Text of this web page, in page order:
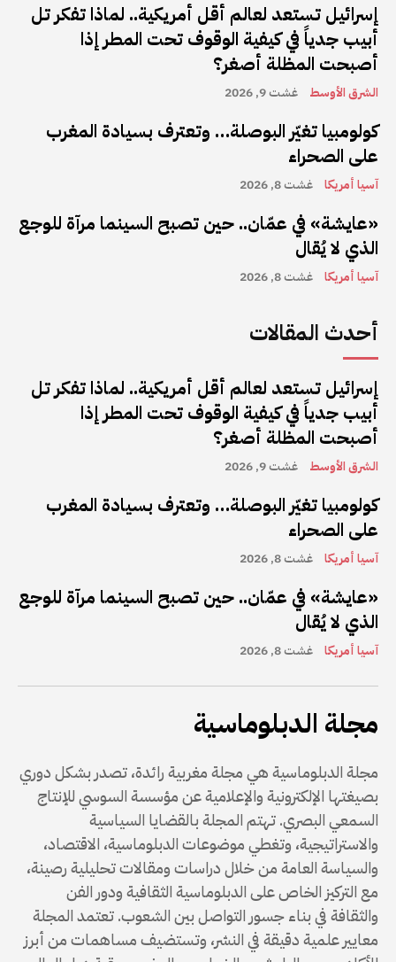
إسرائيل تستعد لعالم أقل أمريكية.. لماذا تفكر تل
أبيب جدياً في كيفية الوقوف تحت المطر إذا
أصبحت المظلة أصغر؟
الشرق الأوسط غشت 9, 2026
كولومبيا تغيّر البوصلة… وتعترف بسيادة المغرب
على الصحراء
آسيا أمريكا غشت 8, 2026
«عايشة» في عمّان.. حين تصبح السينما مرآة للوجع
الذي لا يُقال
آسيا أمريكا غشت 8, 2026
أحدث المقالات
إسرائيل تستعد لعالم أقل أمريكية.. لماذا تفكر تل
أبيب جدياً في كيفية الوقوف تحت المطر إذا
أصبحت المظلة أصغر؟
الشرق الأوسط غشت 9, 2026
كولومبيا تغيّر البوصلة… وتعترف بسيادة المغرب
على الصحراء
آسيا أمريكا غشت 8, 2026
«عايشة» في عمّان.. حين تصبح السينما مرآة للوجع
الذي لا يُقال
آسيا أمريكا غشت 8, 2026
مجلة الدبلوماسية
مجلة الدبلوماسية هي مجلة مغربية رائدة، تصدر بشكل دوري
بصيغتها الإلكترونية والإعلامية عن مؤسسة السوسي للإنتاج
السمعي البصري. تهتم المجلة بالقضايا السياسية
والاستراتيجية، وتغطي موضوعات الدبلوماسية، الاقتصاد،
والسياسة العامة من خلال دراسات ومقالات تحليلية رصينة،
مع التركيز الخاص على الدبلوماسية الثقافية ودور الفن
والثقافة في بناء جسور التواصل بين الشعوب. تعتمد المجلة
معايير علمية دقيقة في النشر، وتستضيف مساهمات من أبرز